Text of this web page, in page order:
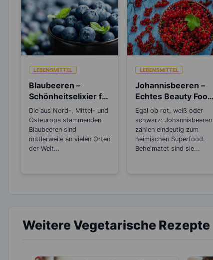
LEBENSMITTEL
Blaubeeren –
Schönheitselixier für
die Haut und gut
beim Abnehmen
Die aus Nord-, Mittel- und
Osteuropa stammenden
Blaubeeren sind
mittlerweile an vielen Orten
der Welt...
LEBENSMITTEL
Johannisbeeren –
Echtes Beauty Food
für Haut und Haare
Egal ob rot, weiß oder
schwarz: Johannisbeeren
zählen eindeutig zum
heimischen Superfood.
Beheimatet sind sie...
Weitere Vegetarische Rezepte